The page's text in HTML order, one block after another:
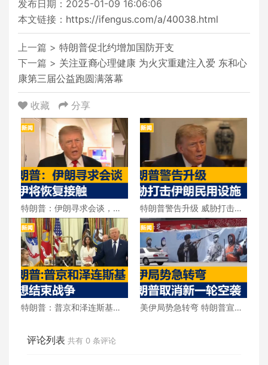
发布日期：2025-01-09 16:06:06
本文链接： https://ifengus.com/a/40038.html
上一篇 > 特朗普促北约增加国防开支
下一篇 > 关注亚裔心理健康 为火灾重建注入爱 东和心
康第三届公益跑圆满落幕
收藏 分享
特朗普：伊朗寻求会谈，美
伊将恢复接触
特朗普警告升级 威胁打击伊
朗民用设施
特朗普：普京和泽连斯基都
美伊局势急转弯 特朗普宣布
评论列表 共有 0 条评论